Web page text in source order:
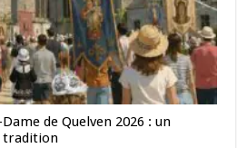
de Quelven 2026 : un
tradition